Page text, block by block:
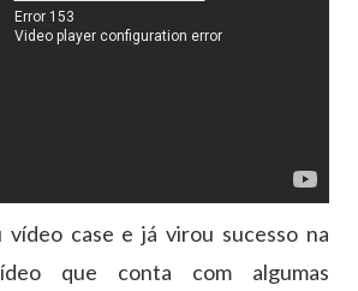
vídeo case e já virou sucesso na
que conta com algumas